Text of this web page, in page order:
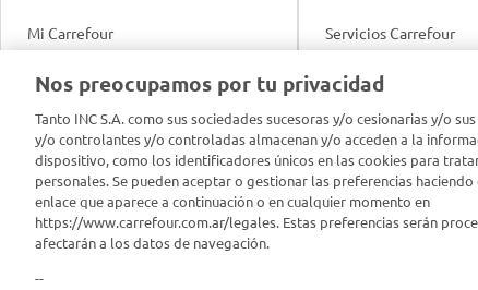
Mi Carrefour
Productos Carrefour
Tarjeta Mi Carrefour
Panel Carrefour
Puntos Verdes
Servicios Carrefour
Info útil
Tasas de interés
Contacto
Nos preocupamos por tu privacidad
Tanto INC S.A. como sus sociedades sucesoras y/o cesionarias y/o
y/o controlantes y/o controladas almacenan y/o acceden a la
dispositivo, como los identificadores únicos en las cookies para
personales. Se pueden aceptar o gestionar las preferencias haciendo
enlace que aparece a continuación o en cualquier momento en
https://www.carrefour.com.ar/legales. Estas preferencias serán
afectarán a los datos de navegación.
--